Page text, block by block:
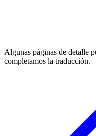
Algunas páginas de detalle
completamos la traducción.